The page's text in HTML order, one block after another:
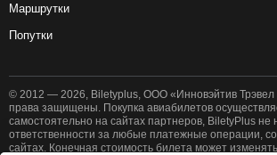
Маршрутки
Попутки
© 2012 — 2026, Biletyplus, ООО «Инновэйтив Трэвел
права защищены. Покупка авиабилетов
самостоятельно на сайтах партнеров, BiletyPlus не
ответственности за любые платежные операции,
сайтах. Конечная стоимость билета может